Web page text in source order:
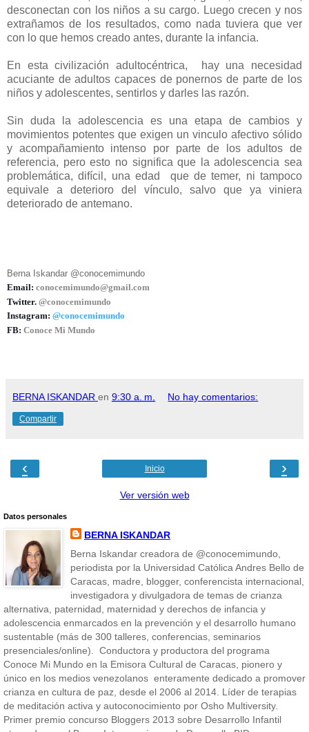
desconectan con los niños a su cargo. Luego crecen y nos
extrañamos de los resultados, como nada tuviera que ver
con lo que hemos creado antes, durante la infancia.
En esta civilización adultocéntrica, hay una necesidad
acuciante de adultos capaces de ponernos de parte de los
niños y adolescentes, sentirlos y darles las razón.
Sin duda la adolescencia es una etapa de cambios y
movimientos potentes que exigen un vinculo afectivo sólido
y acompañamiento intenso por parte de los adultos de
referencia, pero esto no significa que la adolescencia sea
problemática, difícil, una edad que de temer, ni tampoco
equivale a deterioro del vínculo, salvo que ya viniera
deteriorado de antemano.
Berna Iskandar @conocemimundo
Email: conocemimundo@gmail.com
Twitter. @conocemimundo
Instagram: @conocemimundo
FB: Conoce Mi Mundo
BERNA ISKANDAR en 9:30 a. m. No hay comentarios:
Compartir
‹ ›
Inicio
Ver versión web
Datos personales
BERNA ISKANDAR
Berna Iskandar creadora de @conocemimundo,
periodista por la Universidad Católica Andres Bello de
Caracas, madre, blogger, conferencista internacional,
investigadora y divulgadora de temas de crianza
alternativa, paternidad, maternidad y derechos de infancia y
adolescencia enmarcados en la prevención y el desarrollo humano
sustentable (más de 300 talleres, conferencias, seminarios
presenciales/online). Conductora y productora del programa
Conoce Mi Mundo en la Emisora Cultural de Caracas, pionero y
único en los medios venezolanos enteramente dedicado a promover
crianza en cultura de paz, desde el 2006 al 2014. Líder de terapias
de meditación activa y autoconocimiento por Osho Multiversity.
Primer premio concurso Bloggers 2013 sobre Desarrollo Infantil